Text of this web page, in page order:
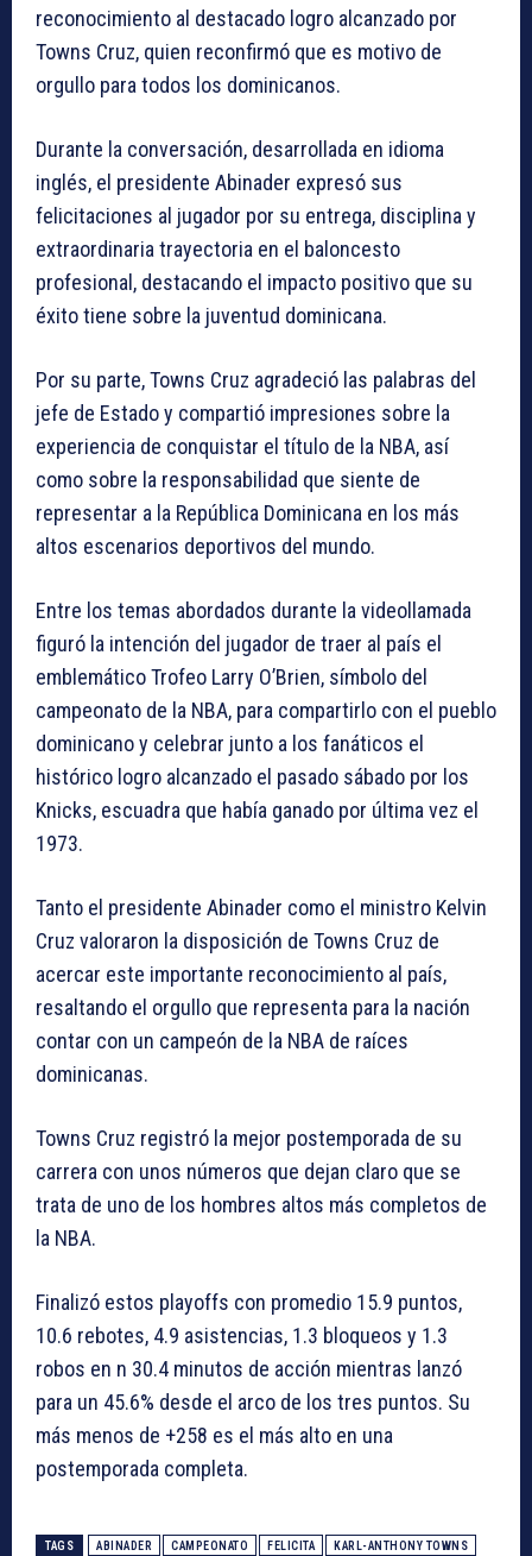
reconocimiento al destacado logro alcanzado por
Towns Cruz, quien reconfirmó que es motivo de
orgullo para todos los dominicanos.
Durante la conversación, desarrollada en idioma
inglés, el presidente Abinader expresó sus
felicitaciones al jugador por su entrega, disciplina y
extraordinaria trayectoria en el baloncesto
profesional, destacando el impacto positivo que su
éxito tiene sobre la juventud dominicana.
Por su parte, Towns Cruz agradeció las palabras del
jefe de Estado y compartió impresiones sobre la
experiencia de conquistar el título de la NBA, así
como sobre la responsabilidad que siente de
representar a la República Dominicana en los más
altos escenarios deportivos del mundo.
Entre los temas abordados durante la videollamada
figuró la intención del jugador de traer al país el
emblemático Trofeo Larry O’Brien, símbolo del
campeonato de la NBA, para compartirlo con el pueblo
dominicano y celebrar junto a los fanáticos el
histórico logro alcanzado el pasado sábado por los
Knicks, escuadra que había ganado por última vez el
1973.
Tanto el presidente Abinader como el ministro Kelvin
Cruz valoraron la disposición de Towns Cruz de
acercar este importante reconocimiento al país,
resaltando el orgullo que representa para la nación
contar con un campeón de la NBA de raíces
dominicanas.
Towns Cruz registró la mejor postemporada de su
carrera con unos números que dejan claro que se
trata de uno de los hombres altos más completos de
la NBA.
Finalizó estos playoffs con promedio 15.9 puntos,
10.6 rebotes, 4.9 asistencias, 1.3 bloqueos y 1.3
robos en n 30.4 minutos de acción mientras lanzó
para un 45.6% desde el arco de los tres puntos. Su
más menos de +258 es el más alto en una
postemporada completa.
TAGS ABINADER CAMPEONATO FELICITA KARL-ANTHONY TOWNS